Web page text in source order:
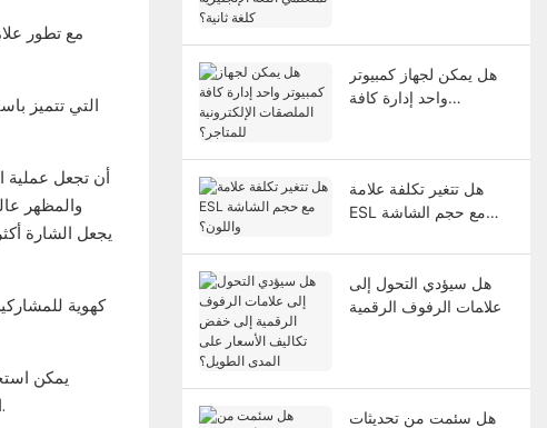
مع تطور
يجعل الشارة
يمكن
الطبية. وفي الوقت نفسه، يمكن أيضًا توصيله بالمستشفى’نظام معلومات لتحقيق تحديث البيانات الطبية ومشاركتها في الوقت الفعلي.
هل يمكن لجهاز كمبيوتر
واحد إدارة كافة
هل تتغير تكلفة علامة
ESL مع حجم الشاشة
هل سيؤدي التحول إلى
علامات الرفوف الرقمية
هل سئمت من تحديثات